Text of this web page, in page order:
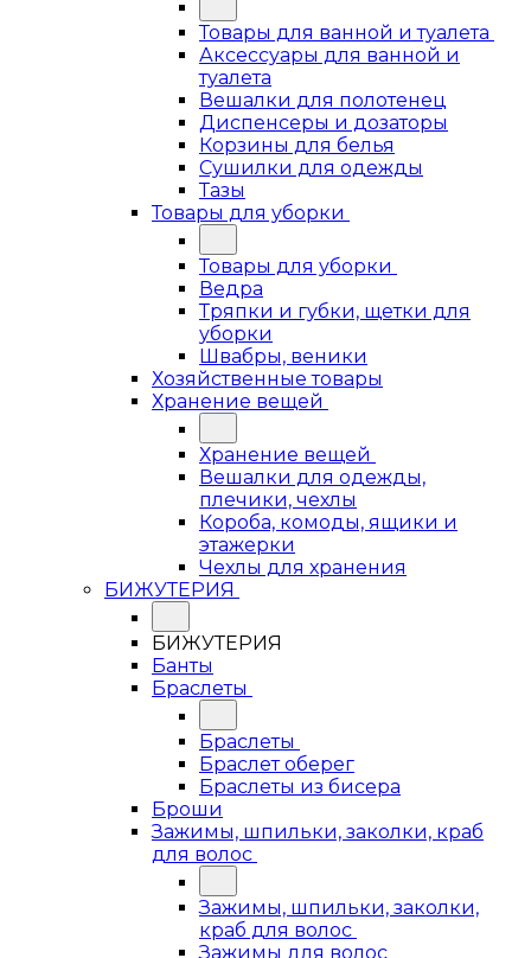
Товары для ванной и туалета
Аксессуары для ванной и
туалета
Вешалки для полотенец
Диспенсеры и дозаторы
Корзины для белья
Сушилки для одежды
Тазы
Товары для уборки
Товары для уборки
Ведра
Тряпки и губки, щетки для
уборки
Швабры, веники
Хозяйственные товары
Хранение вещей
Хранение вещей
Вешалки для одежды,
плечики, чехлы
Короба, комоды, ящики и
этажерки
Чехлы для хранения
БИЖУТЕРИЯ
БИЖУТЕРИЯ
Банты
Браслеты
Браслеты
Браслет оберег
Браслеты из бисера
Броши
Зажимы, шпильки, заколки, краб
для волос
Зажимы, шпильки, заколки,
краб для волос
Зажимы для волос